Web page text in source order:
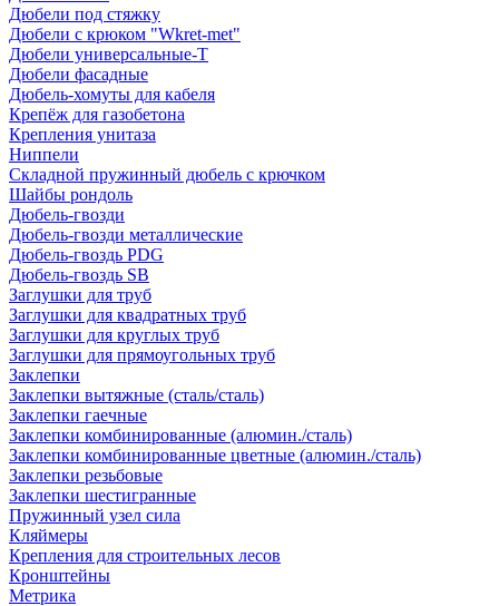
Дюбели под стяжку
Дюбели с крюком "Wkret-met"
Дюбели универсальные-Т
Дюбели фасадные
Дюбель-хомуты для кабеля
Крепёж для газобетона
Крепления унитаза
Ниппели
Складной пружинный дюбель с крючком
Шайбы рондоль
Дюбель-гвозди
Дюбель-гвозди металлические
Дюбель-гвоздь PDG
Дюбель-гвоздь SB
Заглушки для труб
Заглушки для квадратных труб
Заглушки для круглых труб
Заглушки для прямоугольных труб
Заклепки
Заклепки вытяжные (сталь/сталь)
Заклепки гаечные
Заклепки комбинированные (алюмин./сталь)
Заклепки комбинированные цветные (алюмин./сталь)
Заклепки резьбовые
Заклепки шестигранные
Пружинный узел сила
Кляймеры
Крепления для строительных лесов
Кронштейны
Метрика